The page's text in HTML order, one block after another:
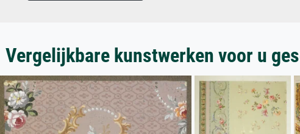
Vergelijkbare kunstwerken voor u